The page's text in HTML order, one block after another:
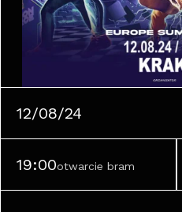
12/08/24
19:00otwarcie bram